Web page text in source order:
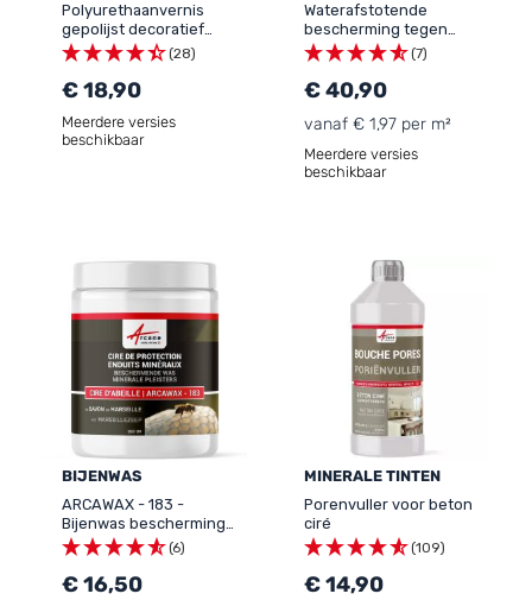
Polyurethaanvernis
gepolijst decoratief
beton voor vloer muur -
EASYPROTECT - 116
(28)
€ 18,90
Meerdere versies
beschikbaar
Waterafstotende
bescherming tegen
water en vet voor
minerale kleigebaseerde
verf - DECOPROTECT
(7)
€ 40,90
vanaf € 1,97 per m²
Meerdere versies
beschikbaar
BIJENWAS
ARCAWAX - 183 -
Bijenwas bescherming
onderhoud minerale
pleisters
(6)
€ 16,50
MINERALE TINTEN
Porenvuller voor beton
ciré
(109)
€ 14,90